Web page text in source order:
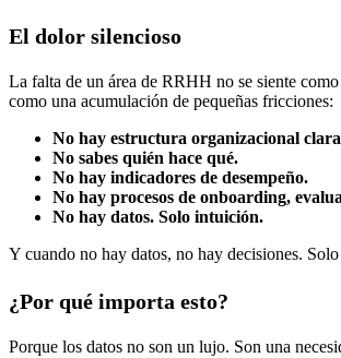
El dolor silencioso
La falta de un área de RRHH no se siente
como una acumulación de pequeñas fricciones:
No hay estructura organizacional
No sabes quién hace qué.
No hay indicadores de desempeño.
No hay procesos de onboarding,
No hay datos. Solo intuición.
Y cuando no hay datos, no hay decisiones. Solo
¿Por qué importa esto?
Porque los datos no son un lujo. Son una